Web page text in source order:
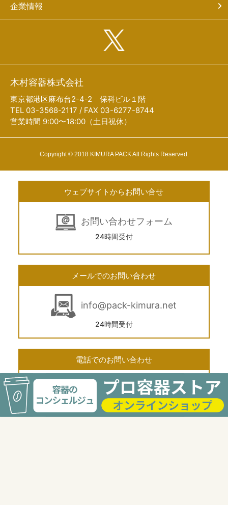
企業情報
木村容器株式会社
東京都港区麻布台2-4-2 保科ビル１階
TEL 03-3568-2117 / FAX 03-6277-8744
営業時間 9:00〜18:00（土日祝休）
Copyright © 2018 KIMURA PACK All Rights Reserved.
ウェブサイトからお問い合せ
お問い合わせフォーム
24時間受付
メールでのお問い合わせ
info@pack-kimura.net
24時間受付
電話でのお問い合わせ
03-3568-2117
受付時間 9:00〜18:00